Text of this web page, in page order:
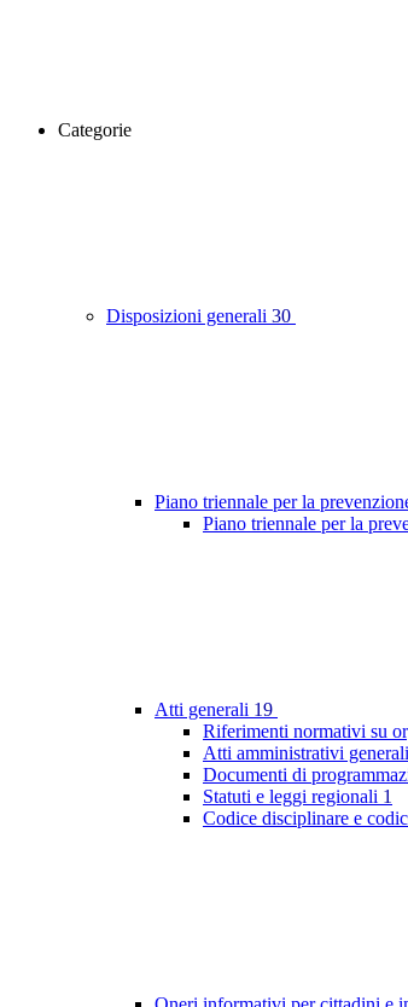
Categorie
Disposizioni generali 30
Piano triennale per la
Piano triennale per la
Atti generali 19
Riferimenti normativi su
Atti amministrativi generali
Documenti di
Statuti e leggi regionali 1
Codice disciplinare e